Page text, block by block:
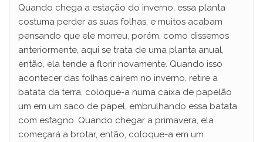
Quando chega a estação do inverno, essa planta
costuma perder as suas folhas, e muitos acabam
pensando que ele morreu, porém, como dissemos
anteriormente, aqui se trata de uma planta anual,
então, ela tende a florir novamente. Quando isso
acontecer das folhas caírem no inverno, retire a
batata da terra, coloque-a numa caixa de papelão
um em um saco de papel, embrulhando essa batata
com esfagno. Quando chegar a primavera, ela
começará a brotar, então, coloque-a em um